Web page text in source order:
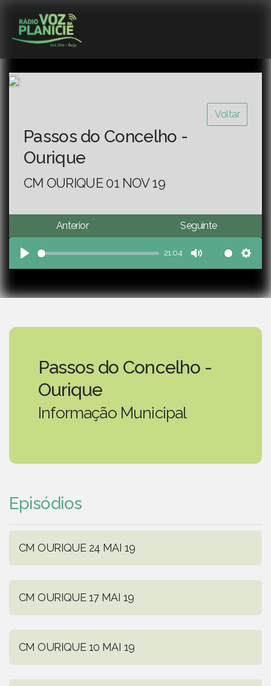
Voltar
Passos do Concelho -
Ourique
CM OURIQUE 01 NOV 19
Anterior Seguinte
Play
21:04
Mute
Passos do Concelho -
Ourique
Informação Municipal
Episódios
CM OURIQUE 24 MAI 19
CM OURIQUE 17 MAI 19
CM OURIQUE 10 MAI 19